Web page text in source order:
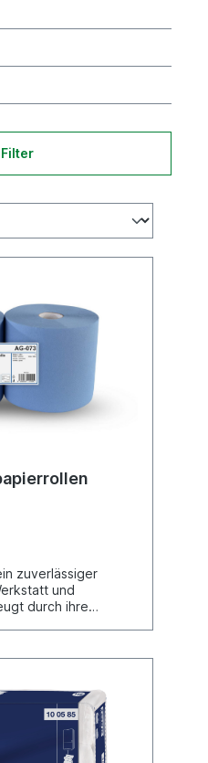
Filter
zuverlässiger
und
durch ihre
auch bei
lassen sich die
während due
für Stabilität
3-